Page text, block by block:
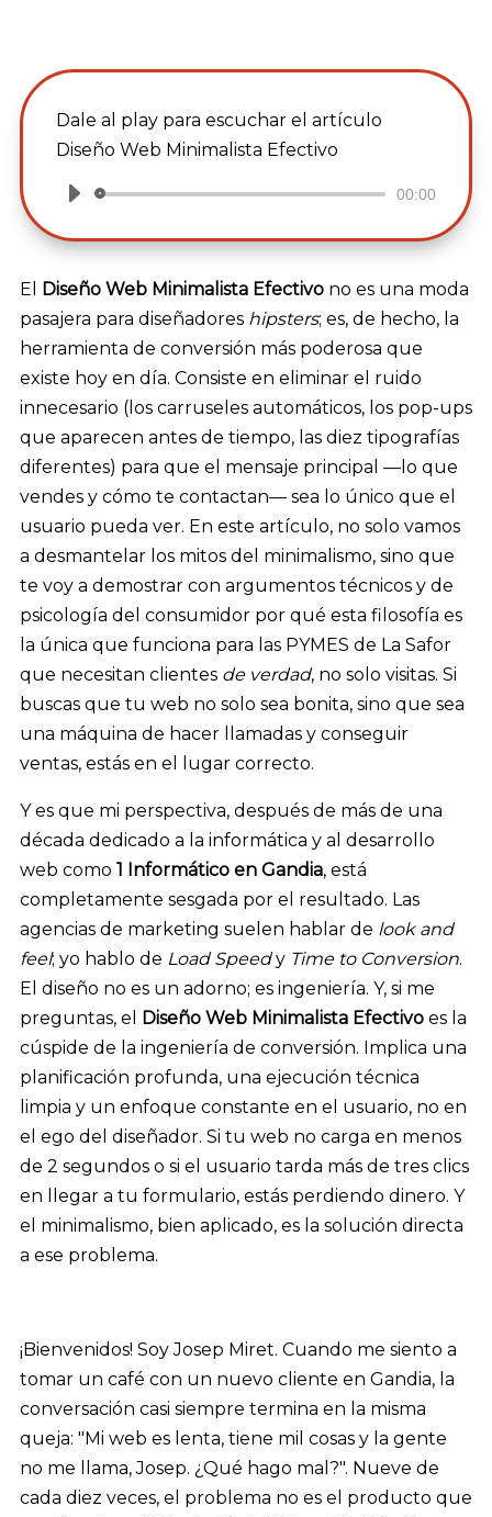
Dale al play para escuchar el artículo
Diseño Web Minimalista Efectivo
Reproductor
audio
00:00
El Diseño Web Minimalista Efectivono es una moda
pasajera para diseñadores hipsters; es, de hecho, la
herramienta de conversión más poderosa que
existe hoy en día. Consiste en eliminar el ruido
innecesario (los carruseles automáticos, los pop-ups
que aparecen antes de tiempo, las diez tipografías
diferentes) para que el mensaje principal —lo que
vendes y cómo te contactan— sea lo único que el
usuario pueda ver. En este artículo, no solo vamos
a desmantelar los mitos del minimalismo, sino que
te voy a demostrar con argumentos técnicos y de
psicología del consumidor por qué esta filosofía es
la única que funciona para las PYMES de La Safor
que necesitan clientes de verdad, no solo visitas. Si
buscas que tu web no solo sea bonita, sino que sea
una máquina de hacer llamadas y conseguir
ventas, estás en el lugar correcto.
Y es que mi perspectiva, después de más de una
década dedicado a la informática y al desarrollo
web como 1 Informático en Gandia, está
completamente sesgada por el resultado. Las
agencias de marketing suelen hablar de look and
feel; yo hablo de Load Speedy Time to Conversion.
El diseño no es un adorno; es ingeniería. Y, si me
preguntas, el
Diseño Web Minimalista Efectivoes la
cúspide de la ingeniería de conversión. Implica una
planificación profunda, una ejecución técnica
limpia y un enfoque constante en el usuario, no en
el ego del diseñador. Si tu web no carga en menos
de 2 segundos o si el usuario tarda más de tres clics
en llegar a tu formulario, estás perdiendo dinero. Y
el minimalismo, bien aplicado, es la solución directa
a ese problema.
¡Bienvenidos! Soy Josep Miret. Cuando me siento a
tomar un café con un nuevo cliente en Gandia, la
conversación casi siempre termina en la misma
queja: "Mi web es lenta, tiene mil cosas y la gente
no me llama, Josep. ¿Qué hago mal?". Nueve de
cada diez veces, el problema no es el producto que